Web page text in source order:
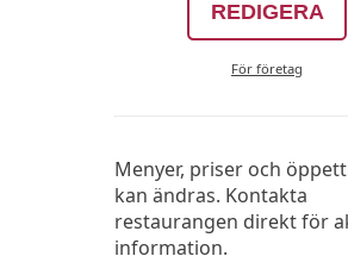
REDIGERA
För företag
Menyer, priser och
kan ändras. Kontakta
restaurangen direkt för
information.